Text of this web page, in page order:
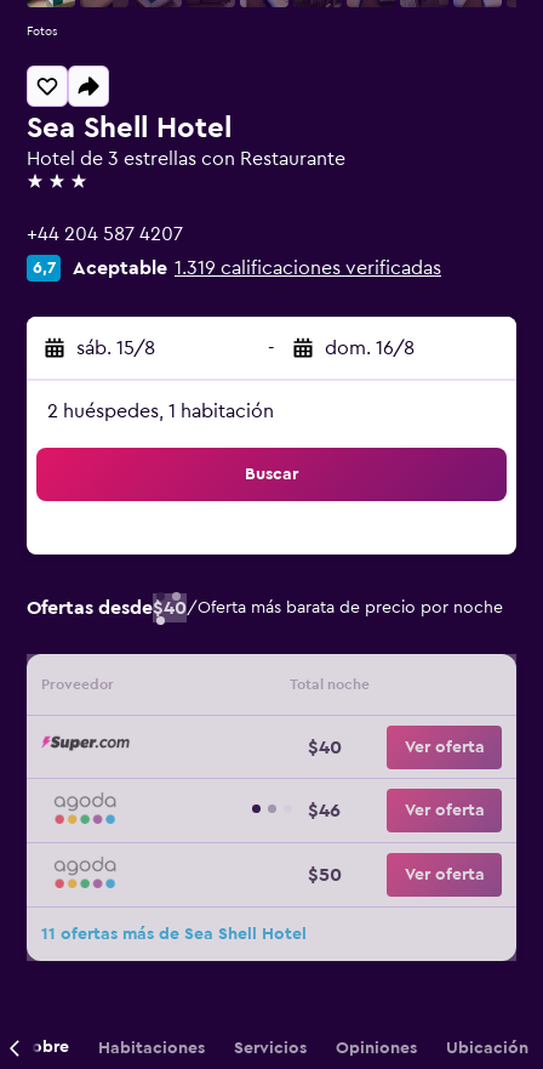
Sea Shell Hotel
Hotel de 3 estrellas con Restaurante
3 estrellas
+44 204 587 4207
6,7 Aceptable 1.319 calificaciones verificadas
sáb. 15/8 - dom. 16/8
2 huéspedes, 1 habitación
Buscar
Ofertas desde$40/Oferta más barata de precio por noche
Proveedor Total noche
$40 Ver oferta
$46 Ver oferta
$50 Ver oferta
11 ofertas más de Sea Shell Hotel
Fotos
Sobre Habitaciones Servicios Opiniones Ubicación